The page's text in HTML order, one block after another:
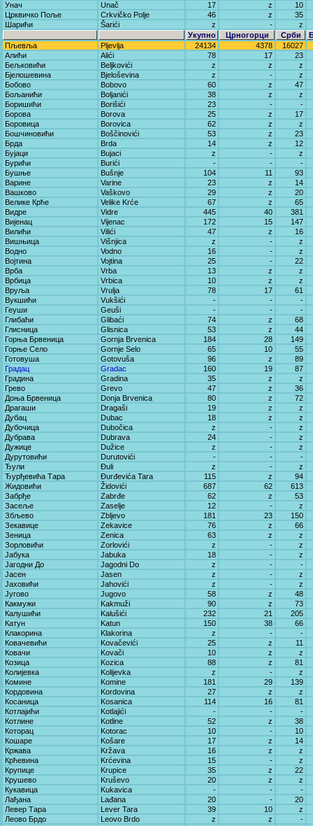
Унач
Unač 17 z
10
Црквичко Поље
Crkvičko Polje 46 z
35
Шарићи
Šarići z -
z
Укупно
Црногорци Срби
Пљевља
Pljevlja 24134 4378
16027
Алићи
Alići 78 17
23
Бељковићи
Beljkovići z z
z
Бјелошевина
Bjeloševina z -
z
Бобово
Bobovo 60 z
47
Бољанићи
Boljanići 38 z
z
Боришићи
Borišići 23 -
-
Борова
Borova 25 z
17
Боровица
Borovica 62 z
z
Бошчиновићи
Boščinovići 53 z
23
Брда
Brda 14 z
12
Бујаци
Bujaci z -
z
Бурићи
Burići - -
-
Бушње
Bušnje 104 11
93
Варине
Varine 23 z
14
Вашково
Vaškovo 29 z
20
Велике Крће
Velike Krće 67 z
65
Видре
Vidre 445 40
381
Вијенац
Vijenac 172 15
147
Вилићи
Vilići 47 z
16
Вишњица
Višnjica z -
z
Водно
Vodno 16 -
z
Војтина
Vojtina 25 -
22
Врба
Vrba 13 z
z
Врбица
Vrbica 10 z
z
Вруља
Vrulja 78 17
61
Вукшићи
Vukšići - -
-
Геуши
Geuši - -
-
Глибаћи
Glibaći 74 z
68
Глисница
Glisnica 53 z
44
Горња Брвеница
Gornja Brvenica 184 28
149
Горње Село
Gornje Selo 65 10
55
Готовуша
Gotovuša 96 z
89
Градац
Gradac 160 19
87
Градина
Gradina 35 z
z
Грево
Grevo 47 z
36
Доња Брвеница
Donja Brvenica 80 z
72
Драгаши
Dragaši 19 z
z
Дубац
Dubac 18 z
z
Дубочица
Dubočica z -
z
Дубрава
Dubrava 24 -
z
Дужице
Dužice z -
z
Дурутовићи
Durutovići - -
-
Ђули
Đuli z -
z
Ђурђевића Тара
Đurđevića Tara 115 z
94
Жидовићи
Židovići 687 62
613
Забрђе
Zabrđe 62 z
53
Засеље
Zaselje 12 -
z
Збљево
Zbljevo 181 23
150
Зекавице
Zekavice 76 z
66
Зеница
Zenica 63 z
z
Зорловићи
Zorlovići z -
z
Јабука
Jabuka 18 -
z
Јагодни До
Jagodni Do z -
-
Јасен
Jasen z -
z
Јаховићи
Jahovići z -
z
Југово
Jugovo 58 z
48
Какмужи
Kakmuži 90 z
73
Калушићи
Kalušići 232 21
205
Катун
Katun 150 38
66
Клакорина
Klakorina z -
-
Ковачевићи
Kovačevići 25 z
11
Ковачи
Kovači 10 z
z
Козица
Kozica 88 z
81
Колијевка
Kolijevka z -
z
Комине
Komine 181 29
139
Кордовина
Kordovina 27 z
z
Косаница
Kosanica 114 16
81
Котлајићи
Kotlajići - -
-
Котлине
Kotline 52 z
38
Которац
Kotorac 10 -
10
Кошаре
Košare 17 z
14
Кржава
Kržava 16 z
z
Крћевина
Krćevina 15 -
z
Крупице
Krupice 35 z
22
Крушево
Kruševo 20 z
z
Кукавица
Kukavica - -
-
Лађана
Lađana 20 -
20
Левер Тара
Lever Tara 39 10
z
Леово Брдо
Leovo Brdo z z
-